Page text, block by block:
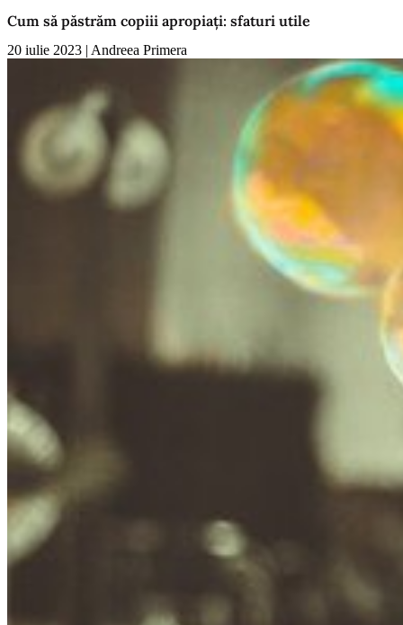
Cum să păstrăm copiii apropiați: sfaturi utile
20 iulie 2023 | Andreea Primera